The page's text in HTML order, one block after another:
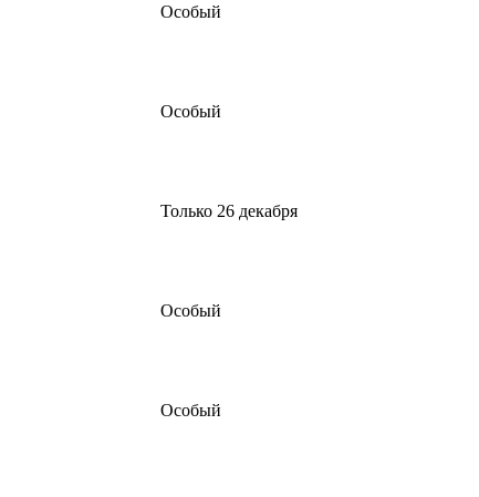
Особый
Особый
Только 26 декабря
Особый
Особый